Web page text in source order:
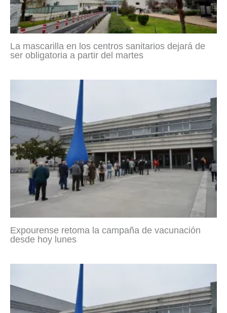
La mascarilla en los centros sanitarios dejará de
ser obligatoria a partir del martes
Expourense retoma la campaña de vacunación
desde hoy lunes